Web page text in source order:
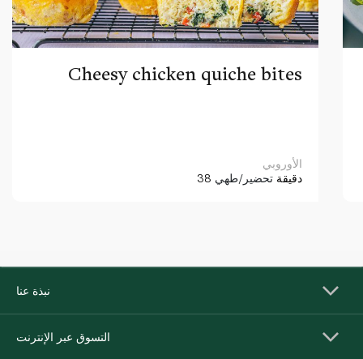
Cheesy chicken quiche bites
الأوروبي
38 دقيقة تحضير/طهي
نبذة عنا
التسوق عبر الإنترنت